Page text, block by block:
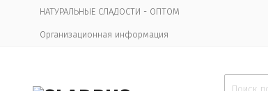
НАТУРАЛЬНЫЕ СЛАДОСТИ - ОПТОМ
Организационная информация